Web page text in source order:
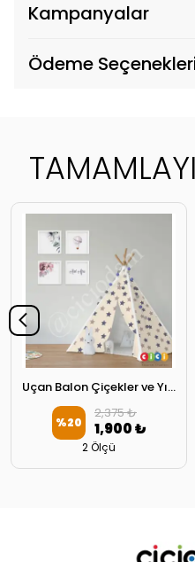
Kampanyalar
Ödeme
Uçan Balon Çiçekler ve Yıldızlar Oyun Çadırı
%20
2,375 ₺
1,900 ₺
2 Ölçü